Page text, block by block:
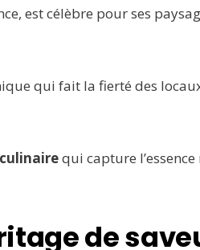
est célèbre pour ses
qui fait la fierté des
qui capture
de